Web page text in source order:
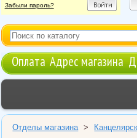
Забыли пароль?
Оплата Адрес магазина
Отделы магазина >